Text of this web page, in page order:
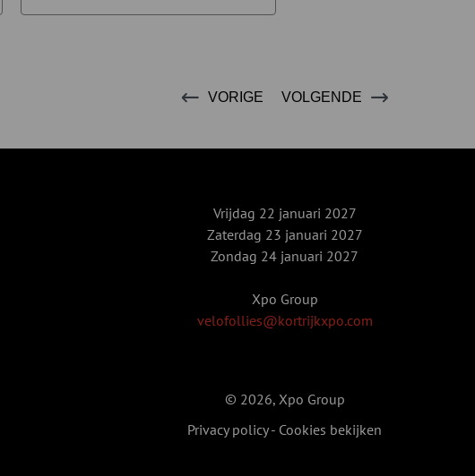
VORIGE VOLGENDE
Vrijdag 22 januari 2027
Zaterdag 23 januari 2027
Zondag 24 januari 2027
Xpo Group
velofollies@kortrijkxpo.com
© 2026, Xpo Group
Privacy policy- Cookies bekijken